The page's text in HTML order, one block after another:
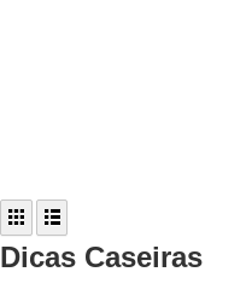
Dicas Caseiras